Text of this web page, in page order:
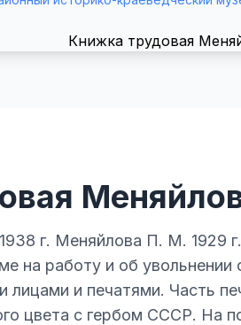
г. Меняйлова П. М. 1929
на работу и об
и печатями. Часть
цвета с гербом СССР. На